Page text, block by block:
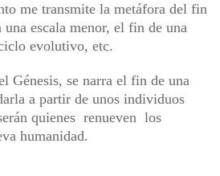
me transmite la metáfora del fin
escala menor, el fin de una
evolutivo, etc.
Génesis, se narra el fin de una
a partir de unos individuos
quienes renueven los
humanidad.